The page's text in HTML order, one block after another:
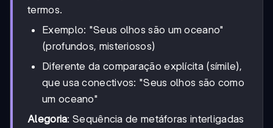
termos.
Exemplo: "Seus olhos são um oceano"
(profundos, misteriosos)
Diferente da comparação explícita (símile),
que usa conectivos: "Seus olhos são como
um oceano"
Alegoria: Sequência de metáforas interligadas